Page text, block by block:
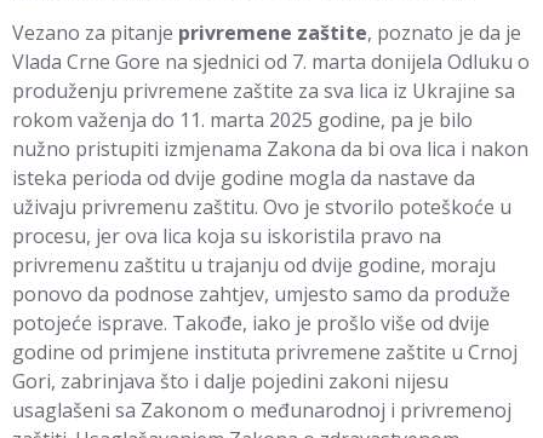
Vezano za pitanje privremene zaštite, poznato je da je
Vlada Crne Gore na sjednici od 7. marta donijela Odluku o
produženju privremene zaštite za sva lica iz Ukrajine sa
rokom važenja do 11. marta 2025 godine, pa je bilo
nužno pristupiti izmjenama Zakona da bi ova lica i nakon
isteka perioda od dvije godine mogla da nastave da
uživaju privremenu zaštitu. Ovo je stvorilo poteškoće u
procesu, jer ova lica koja su iskoristila pravo na
privremenu zaštitu u trajanju od dvije godine, moraju
ponovo da podnose zahtjev, umjesto samo da produže
potojeće isprave. Takođe, iako je prošlo više od dvije
godine od primjene instituta privremene zaštite u Crnoj
Gori, zabrinjava što i dalje pojedini zakoni nijesu
usaglašeni sa Zakonom o međunarodnoj i privremenoj